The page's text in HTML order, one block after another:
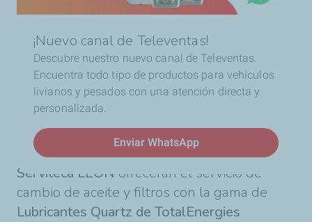
¡Nuevo canal de Televentas!
Descubre nuestro nuevo canal de Televentas.
Encuentra todo tipo de productos para vehículos
livianos y pesados con una atención directa y
personalizada.
Enviar WhatsApp
TotalEnergies y Serviteca
LEÓN anuncian una alianza
estratégica para el servicio
de cambio de aceite con
Quartz Lubricantes
A partir de ahora, las sucursales de
Serviteca LEÓN ofrecerán el servicio de
cambio de aceite y filtros con la gama de
Lubricantes Quartz de TotalEnergies